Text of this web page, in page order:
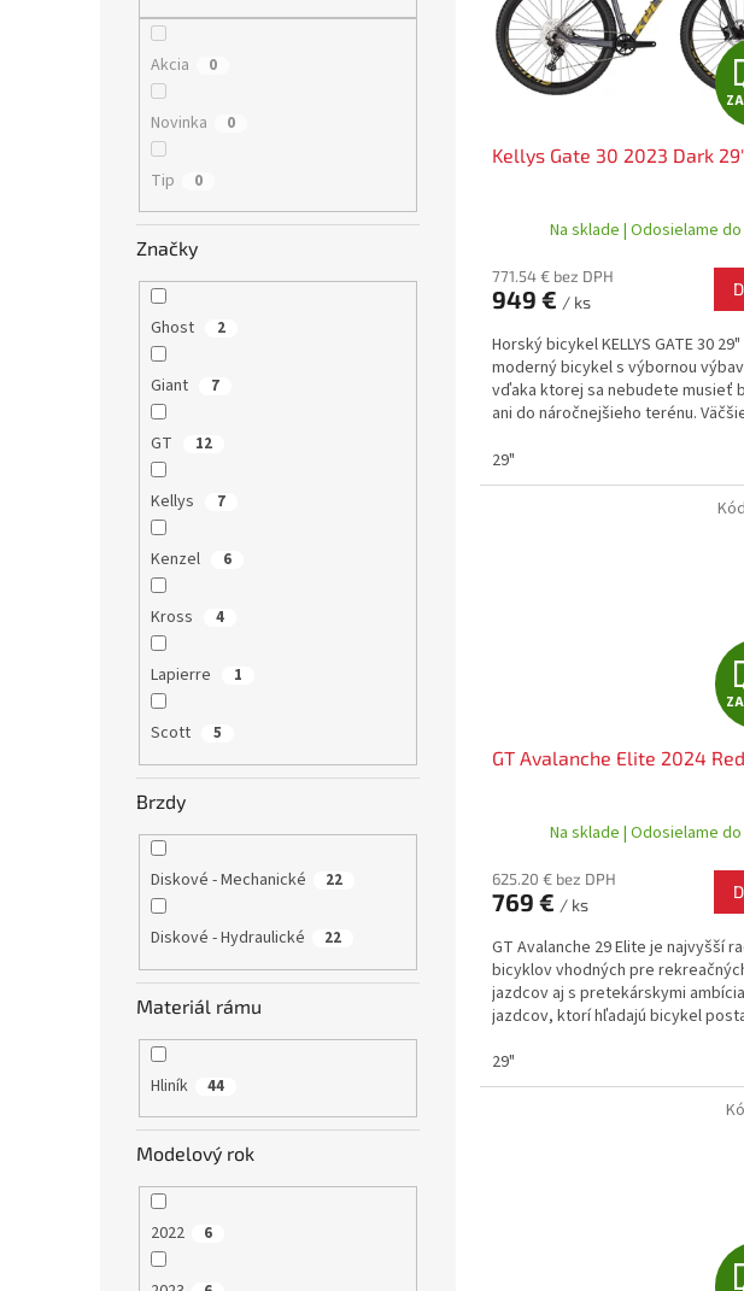
Akcia 0
Novinka 0
Tip 0
Značky
Ghost 2
Giant 7
GT 12
Kellys 7
Kenzel 6
Kross 4
Lapierre 1
Scott 5
Brzdy
Diskové - Mechanické 22
Diskové - Hydraulické 22
Materiál rámu
Hliník 44
Modelový rok
2022 6
Kellys Gate 30 2023 Dark
Na sklade | Odosielame
771.54 € bez DPH
949 € / ks
Horský bicykel KELLYS GATE 30 29"
moderný bicykel s výbornou
vďaka ktorej sa nebudete musieť
ani do náročnejšieho terénu.
29"
GT Avalanche Elite 2024
Na sklade | Odosielame
625.20 € bez DPH
769 € / ks
GT Avalanche 29 Elite je najvyšší
bicyklov vhodných pre
jazdcov aj s pretekárskymi
jazdcov, ktorí hľadajú bicykel
29"